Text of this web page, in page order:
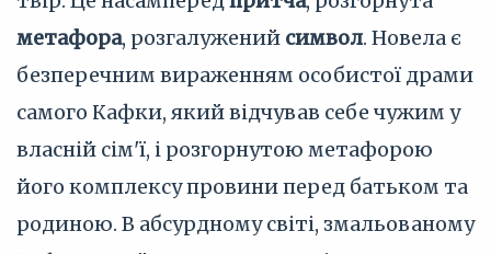
метафора, розгалужений символ. Новела є
безперечним вираженням особистої драми
самого Кафки, який відчував себе чужим у
власній сім'ї, і розгорнутою метафорою
його комплексу провини перед батьком та
родиною. В абсурдному світі, змальованому